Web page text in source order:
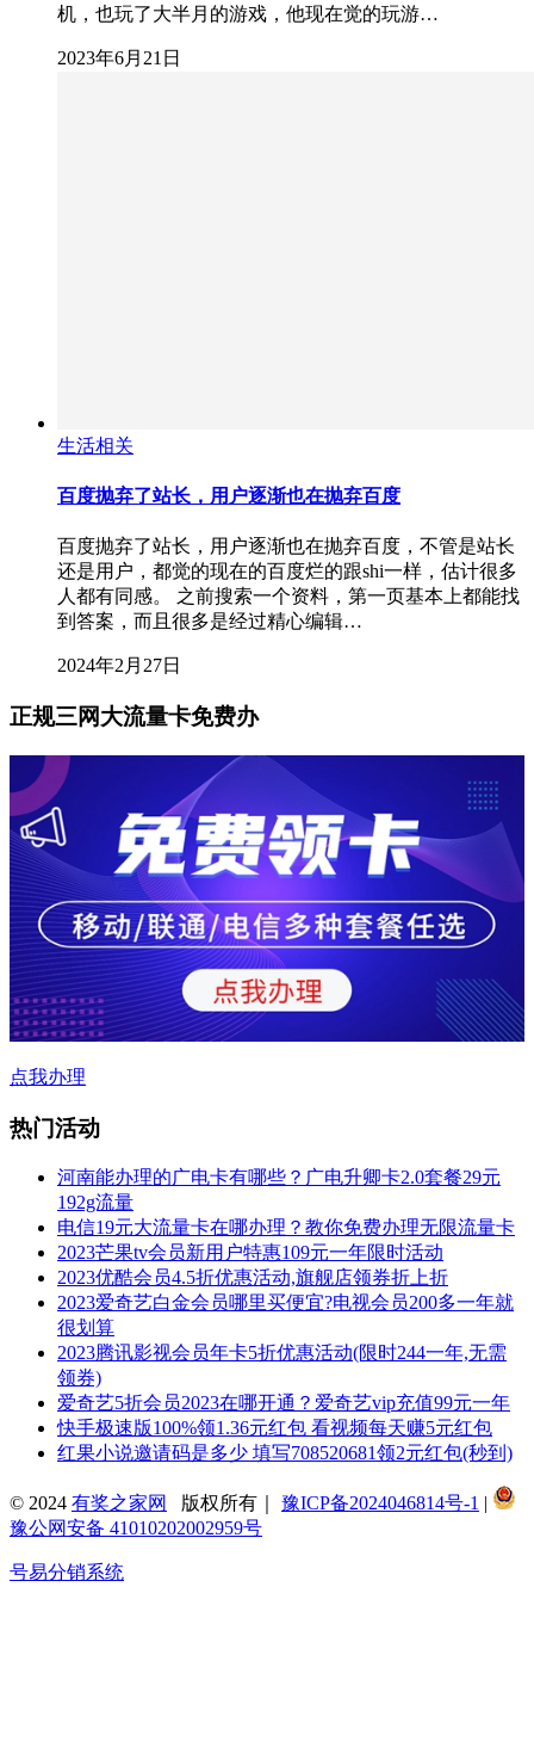
机，也玩了大半月的游戏，他现在觉的玩游…
2023年6月21日
生活相关
百度抛弃了站长，用户逐渐也在抛弃百度
百度抛弃了站长，用户逐渐也在抛弃百度，不管是站长
还是用户，都觉的现在的百度烂的跟shi一样，估计很多
人都有同感。 之前搜索一个资料，第一页基本上都能找
到答案，而且很多是经过精心编辑…
2024年2月27日
正规三网大流量卡免费办
点我办理
热门活动
河南能办理的广电卡有哪些？广电升卿卡2.0套餐29元
192g流量
电信19元大流量卡在哪办理？教你免费办理无限流量卡
2023芒果tv会员新用户特惠109元一年限时活动
2023优酷会员4.5折优惠活动,旗舰店领券折上折
2023爱奇艺白金会员哪里买便宜?电视会员200多一年就
很划算
2023腾讯影视会员年卡5折优惠活动(限时244一年,无需
领券)
爱奇艺5折会员2023在哪开通？爱奇艺vip充值99元一年
快手极速版100%领1.36元红包 看视频每天赚5元红包
红果小说邀请码是多少 填写708520681领2元红包(秒到)
© 2024 有奖之家网 版权所有｜ 豫ICP备2024046814号-1 |
豫公网安备 41010202002959号
号易分销系统